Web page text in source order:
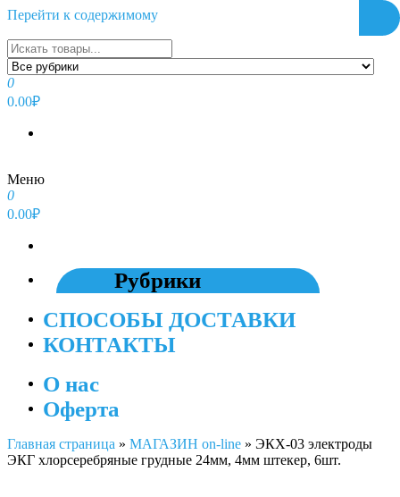
Перейти к содержимому
0
0.00₽
Меню
0
0.00₽
Рубрики
СПОСОБЫ ДОСТАВКИ
КОНТАКТЫ
О нас
Оферта
Главная страница » МАГАЗИН on-line » ЭКХ-03 электроды
ЭКГ хлорсеребряные грудные 24мм, 4мм штекер, 6шт.